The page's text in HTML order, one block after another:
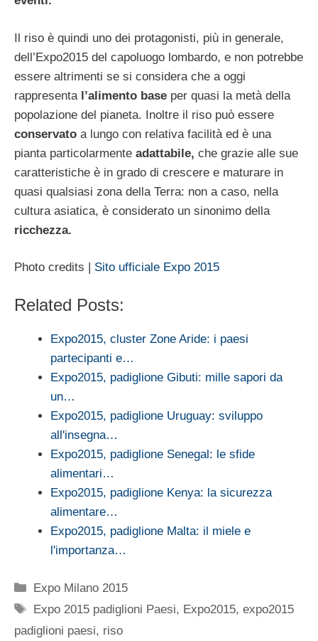
Il riso è quindi uno dei protagonisti, più in generale,
dell’Expo2015 del capoluogo lombardo, e non potrebbe
essere altrimenti se si considera che a oggi
rappresenta l’alimento base per quasi la metà della
popolazione del pianeta. Inoltre il riso può essere
conservato a lungo con relativa facilità ed è una
pianta particolarmente adattabile, che grazie alle sue
caratteristiche è in grado di crescere e maturare in
quasi qualsiasi zona della Terra: non a caso, nella
cultura asiatica, è considerato un sinonimo della
ricchezza.
Photo credits | Sito ufficiale Expo 2015
Related Posts:
Expo2015, cluster Zone Aride: i paesi
partecipanti e…
Expo2015, padiglione Gibuti: mille sapori da
un…
Expo2015, padiglione Uruguay: sviluppo
all'insegna…
Expo2015, padiglione Senegal: le sfide
alimentari…
Expo2015, padiglione Kenya: la sicurezza
alimentare…
Expo2015, padiglione Malta: il miele e
l'importanza…
Categorie
Expo Milano 2015
Tag
Expo 2015 padiglioni Paesi, Expo2015,expo2015
padiglioni paesi, riso